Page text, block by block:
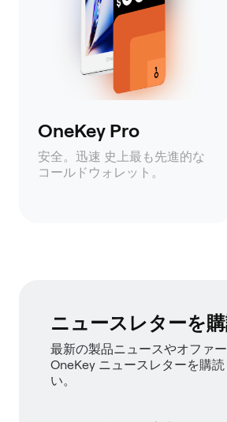
OneKey Pro
安全。迅速 史上最も先進的な
コールドウォレット。
ニュースレターを
最新の製品ニュースやオファー
OneKey ニュースレターを購読
い。